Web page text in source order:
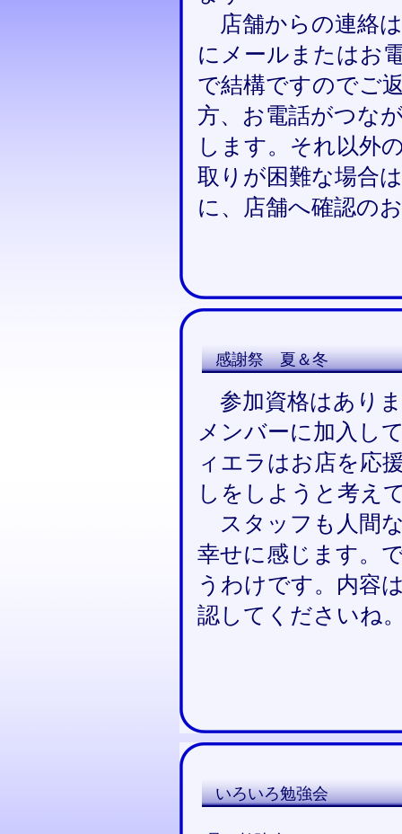
店舗からの連絡
にメールまたはお
で結構ですのでご
方、お電話がつな
します。それ以外
取りが困難な場合
に、店舗へ確認の
感謝祭 夏＆冬
参加資格はあり
メンバーに加入し
ィエラはお店を応
しをしようと考え
スタッフも人間
幸せに感じます。
うわけです。内容
認してくださいね
いろいろ勉強会